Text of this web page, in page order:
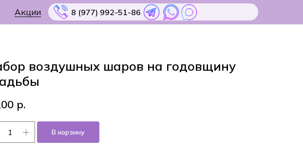
Акции 8 (977) 992-51-86
воздушных шаров на годовщину
р.
В корзину